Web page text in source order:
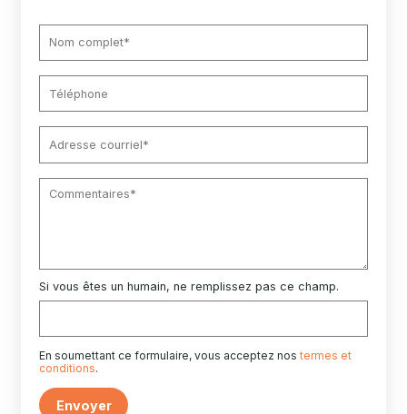
Si vous êtes un humain, ne remplissez pas ce champ.
En soumettant ce formulaire, vous acceptez nostermes et
conditions.
Envoyer